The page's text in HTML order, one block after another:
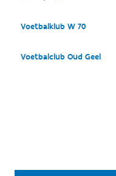
Voetbalklub W 70
Voetbalclub Oud Geel